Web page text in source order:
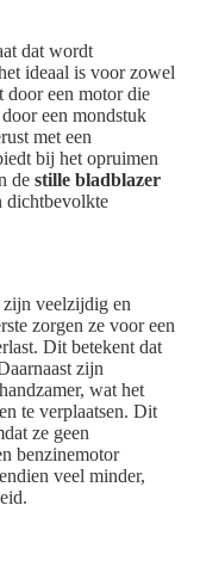
dat wordt
ideaal is voor zowel
door een motor die
een mondstuk
met een
bij het opruimen
de stille bladblazer
dichtbevolkte
zijn veelzijdig en
zorgen ze voor een
Dit betekent dat
zijn
wat het
te verplaatsen. Dit
ze geen
benzinemotor
veel minder,